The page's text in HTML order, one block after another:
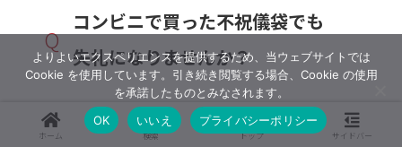
Q
コンビニで買った不祝儀袋でも
失礼になりませんか？
A 一般的には、コンビニで購入した不
ホーム 検索 トップ サイドバー
よりよいエクスペリエンスを提供するため、当ウェブサイトでは
Cookie を使用しています。引き続き閲覧する場合、Cookie の使用
を承諾したものとみなされます。
OK
いいえ プライバシーポリシー